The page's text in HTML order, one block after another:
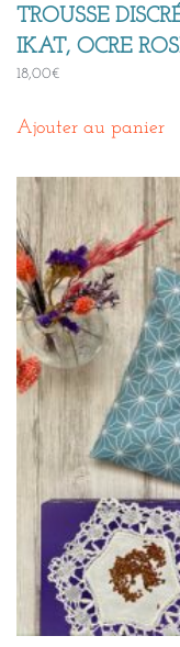
TROUSSE
IKAT, OCRE
18,00€
Ajouter au panier